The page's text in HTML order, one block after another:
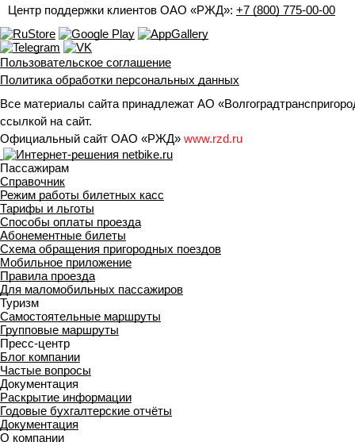
Центр поддержки клиентов ОАО «РЖД»: +7 (800) 775-00-00
Пользовательское соглашение
Политика обработки персональных данных
Все материалы сайта принадлежат АО
ссылкой на сайт.
Официальный сайт ОАО «РЖД» www.rzd.ru
Пассажирам
Справочник
Режим работы билетных касс
Тарифы и льготы
Способы оплаты проезда
Абонементные билеты
Схема обращения пригородных поездов
Мобильное приложение
Правила проезда
Для маломобильных пассажиров
Туризм
Самостоятельные маршруты
Групповые маршруты
Пресс-центр
Блог компании
Частые вопросы
Документация
Раскрытие информации
Годовые бухгалтерские отчёты
Документация
О компании